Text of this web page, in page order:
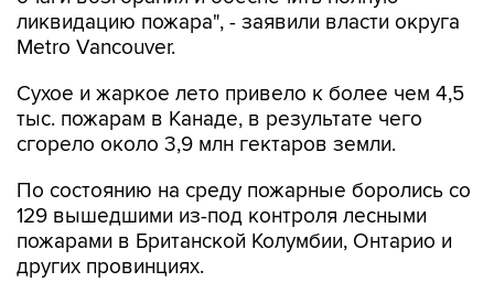
ликвидацию пожара", - заявили власти округа
Metro Vancouver.
Сухое и жаркое лето привело к более чем 4,5
тыс. пожарам в Канаде, в результате чего
сгорело около 3,9 млн гектаров земли.
По состоянию на среду пожарные боролись со
129 вышедшими из-под контроля лесными
пожарами в Британской Колумбии, Онтарио и
других провинциях.